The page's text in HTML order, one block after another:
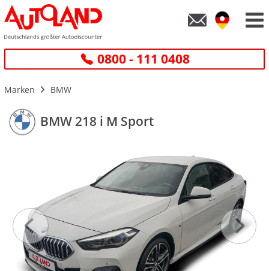
0800 - 111 0408
Marken BMW
BMW 218 i M Sport